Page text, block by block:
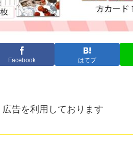
Facebook はてブ
告を利用しております